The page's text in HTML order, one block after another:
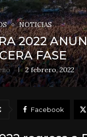
NOTICIAS
2022
FASE
2 febrero, 2022
Facebook